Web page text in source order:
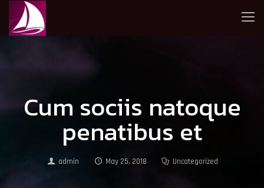
Cum sociis natoque
penatibus et
admin May 25, 2018 Uncategorized